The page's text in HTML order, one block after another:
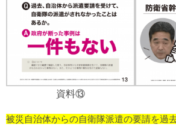
資料⑬
被災自治体からの自衛隊派遣の要請を過